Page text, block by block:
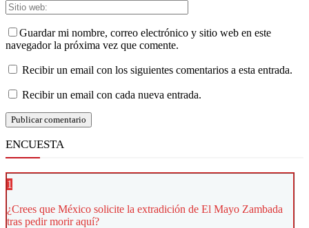
Guardar mi nombre, correo electrónico y sitio web en este
navegador la próxima vez que comente.
Recibir un email con los siguientes comentarios a esta entrada.
Recibir un email con cada nueva entrada.
ENCUESTA
1
¿Crees que México solicite la extradición de El Mayo Zambada
tras pedir morir aquí?